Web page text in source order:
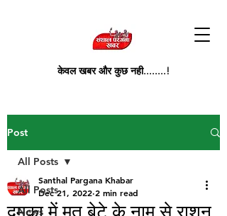
केवल खबर और कुछ नही........!
Post
All Posts
News
All Posts
Santhal Pargana Khabar
Dec 21, 2022 2 min read